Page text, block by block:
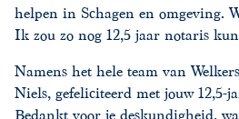
helpen in Schagen en omgeving.
Ik zou zo nog 12,5 jaar notaris
Namens het hele team van
Niels, gefeliciteerd met jouw 12,5-
Bedankt voor je deskundigheid,